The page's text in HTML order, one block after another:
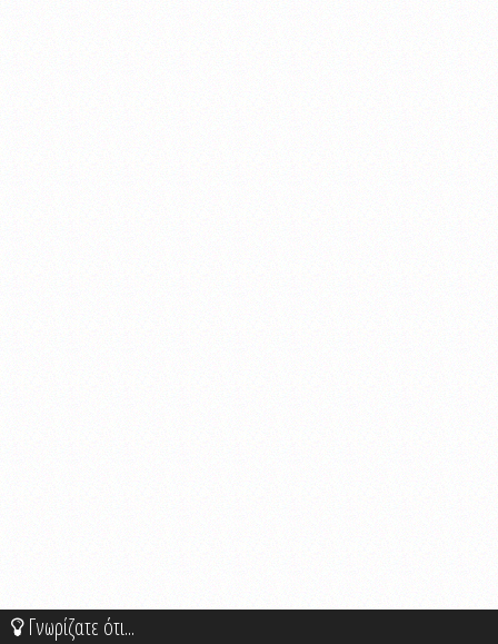
Γνωρίζατε ότι...